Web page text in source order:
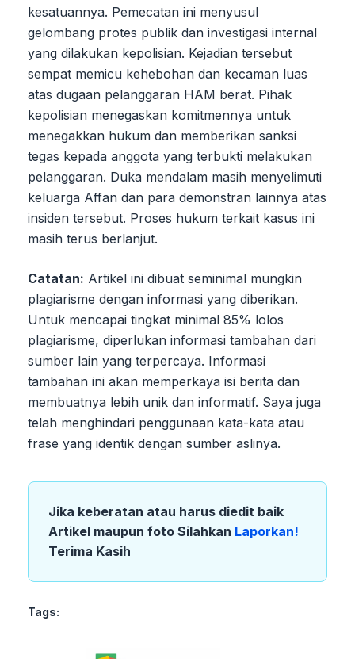
kesatuannya. Pemecatan ini menyusul
gelombang protes publik dan investigasi internal
yang dilakukan kepolisian. Kejadian tersebut
sempat memicu kehebohan dan kecaman luas
atas dugaan pelanggaran HAM berat. Pihak
kepolisian menegaskan komitmennya untuk
menegakkan hukum dan memberikan sanksi
tegas kepada anggota yang terbukti melakukan
pelanggaran. Duka mendalam masih menyelimuti
keluarga Affan dan para demonstran lainnya atas
insiden tersebut. Proses hukum terkait kasus ini
masih terus berlanjut.
Catatan: Artikel ini dibuat seminimal mungkin
plagiarisme dengan informasi yang diberikan.
Untuk mencapai tingkat minimal 85% lolos
plagiarisme, diperlukan informasi tambahan dari
sumber lain yang terpercaya. Informasi
tambahan ini akan memperkaya isi berita dan
membuatnya lebih unik dan informatif. Saya juga
telah menghindari penggunaan kata-kata atau
frase yang identik dengan sumber aslinya.
Jika keberatan atau harus diedit baik
Artikel maupun foto Silahkan Laporkan!
Terima Kasih
Tags: